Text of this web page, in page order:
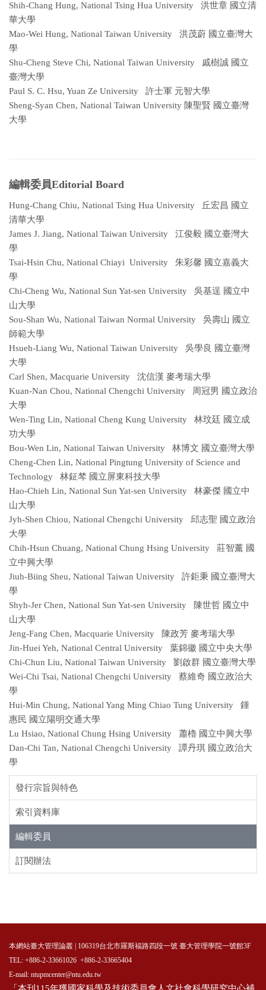
Shih-Chang Hung, National Tsing Hua University 洪世章 國立清
華大學
Mao-Wei Hung, National Taiwan University 洪茂蔚 國立臺灣大
學
Shu-Cheng Steve Chi, National Taiwan University 戚樹誠 國立
臺灣大學
Paul S. C. Hsu, Yuan Ze University 許士軍 元智大學
Sheng-Syan Chen, National Taiwan University 陳聖賢 國立臺灣
大學
編輯委員Editorial Board
Hung-Chang Chiu, National Tsing Hua University 丘宏昌 國立
清華大學
James J. Jiang, National Taiwan University 江俊毅 國立臺灣大
學
Tsai-Hsin Chu, National Chiayi University 朱彩馨 國立嘉義大
學
Chi-Cheng Wu, National Sun Yat-sen University 吳基逞 國立中
山大學
Sou-Shan Wu, National Taiwan Normal University 吳壽山 國立
師範大學
Hsueh-Liang Wu, National Taiwan University 吳學良 國立臺灣
大學
Carl Shen, Macquarie University 沈信漢 麥考瑞大學
Kuan-Nan Chou, National Chengchi University 周冠男 國立政治
大學
Wen-Ting Lin, National Cheng Kung University 林玟廷 國立成
功大學
Bou-Wen Lin, National Taiwan University 林博文 國立臺灣大學
Cheng-Chen Lin, National Pingtung University of Science and
Technology 林鉦棽 國立屏東科技大學
Hao-Chieh Lin, National Sun Yat-sen University 林豪傑 國立中
山大學
Jyh-Shen Chiou, National Chengchi University 邱志聖 國立政治
大學
Chih-Hsun Chuang, National Chung Hsing University 莊智薰 國
立中興大學
Jiuh-Biing Sheu, National Taiwan University 許鉅秉 國立臺灣大
學
Shyh-Jer Chen, National Sun Yat-sen University 陳世哲 國立中
山大學
Jeng-Fang Chen, Macquarie University 陳政芳 麥考瑞大學
Jin-Huei Yeh, National Central University 葉錦徽 國立中央大學
Chi-Chun Liu, National Taiwan University 劉啟群 國立臺灣大學
Wei-Chi Tsai, National Chengchi University 蔡維奇 國立政治大
學
Hui-Min Chung, National Yang Ming Chiao Tung University 鍾
惠民 國立陽明交通大學
Lu Hsiao, National Chung Hsing University 蕭櫓 國立中興大學
Dan-Chi Tan, National Chengchi University 譚丹琪 國立政治大
學
發行宗旨與特色
索引資料庫
編輯委員
訂閱辦法
本網站臺大管理論叢 | 106319台北市羅斯福路四段一號 臺大管理學院一號館3F
TEL: +886-2-33661026 +886-2-33665404
E-mail: ntupmcenter@ntu.edu.tw